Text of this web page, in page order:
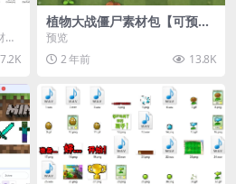
植物大战僵尸素材包【可预
览】
预览
2 年前
13.8K